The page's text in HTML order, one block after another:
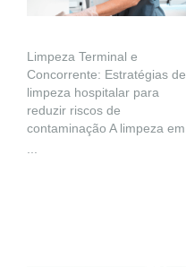
Limpeza Terminal e
Concorrente: Estratégias de
limpeza hospitalar para
reduzir riscos de
contaminação A limpeza em